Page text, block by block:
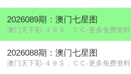
2026089期：澳门七星图
澳门天下彩-４９Ｓ．ＣＣ-更多免费资料
2026088期：澳门七星图
澳门天下彩-４９Ｓ．ＣＣ-更多免费资料